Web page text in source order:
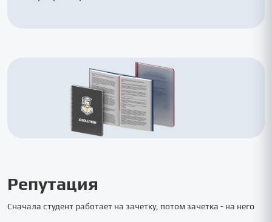
Репутация
Сначала студент работает на зачетку, потом зачетка - на него